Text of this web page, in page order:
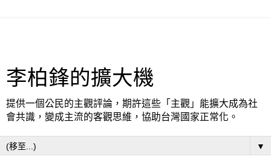
李柏鋒的擴大機
提供一個公民的主觀評論，期許這些「主觀」能擴大成為社
會共識，變成主流的客觀思維，協助台灣國家正常化。
▼